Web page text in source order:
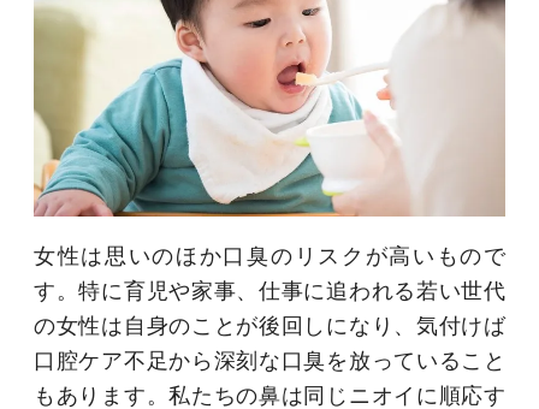
女性は思いのほか口臭のリスクが高いもので
す。特に育児や家事、仕事に追われる若い世代
の女性は自身のことが後回しになり、気付けば
口腔ケア不足から深刻な口臭を放っていること
もあります。私たちの鼻は同じニオイに順応す